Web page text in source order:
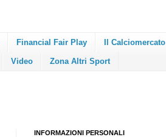
Financial Fair Play Il Calciomercato
Video Zona Altri Sport
INFORMAZIONI PERSONALI